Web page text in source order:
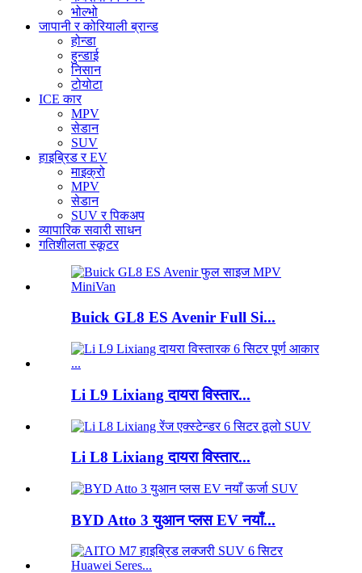
भोल्भो
जापानी र कोरियाली ब्रान्ड
होन्डा
हुन्डाई
निसान
टोयोटा
ICE कार
MPV
सेडान
SUV
हाइब्रिड र EV
माइक्रो
MPV
सेडान
SUV र पिकअप
व्यापारिक सवारी साधन
गतिशीलता स्कूटर
Buick GL8 ES Avenir Full Si...
Li L9 Lixiang दायरा विस्तार...
Li L8 Lixiang दायरा विस्तार...
BYD Atto 3 युआन प्लस EV नयाँ...